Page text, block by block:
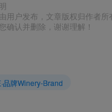
用户发布，文章版权归作者
确认并删除，谢谢理解！
品牌Winery-Brand